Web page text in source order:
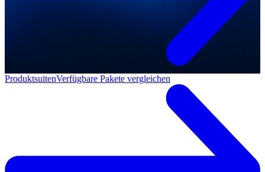
ProduktsuitenVerfügbare Pakete vergleichen